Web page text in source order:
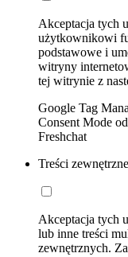
Akceptacja tych
użytkownikowi
podstawowe i
witryny
tej witrynie z
Google Tag
Consent Mode
Freshchat
Treści zewnętrzne
Akceptacja tych
lub inne treści
zewnętrznych.